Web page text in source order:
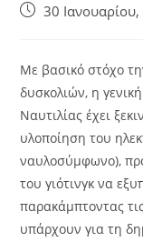
Post30
Με βασικό στόχο
δυσκολιών, η
Ναυτιλίας έχει
υλοποίηση του
ναυλοσύμφωνο),
του γιότινγκ να
παρακάμπτοντας
υπάρχουν για τη